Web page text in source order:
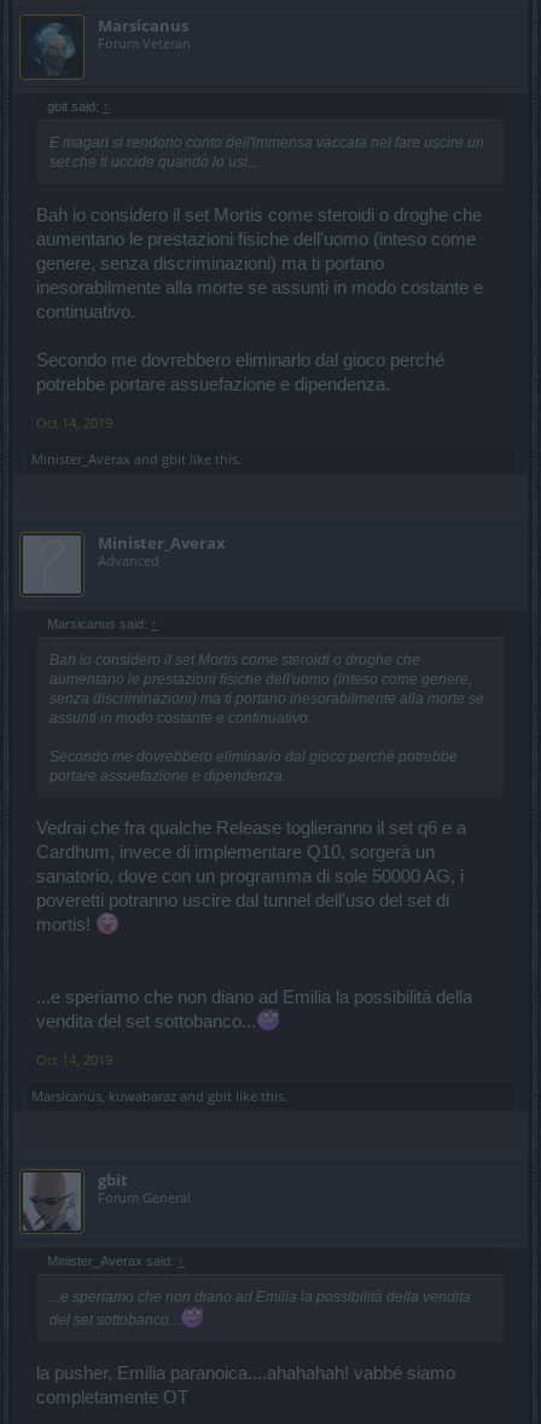
Marsicanus
Forum Veteran
gbit said: ↑
E magari si rendono conto dell'immensa vaccata nel fare uscire un
set che ti uccide quando lo usi...
Bah io considero il set Mortis come steroidi o droghe che
aumentano le prestazioni fisiche dell'uomo (inteso come
genere, senza discriminazioni) ma ti portano
inesorabilmente alla morte se assunti in modo costante e
continuativo.
Secondo me dovrebbero eliminarlo dal gioco perché
potrebbe portare assuefazione e dipendenza.
Oct 14, 2019
Minister_Averax and gbit like this.
Minister_Averax
Advanced
Marsicanus said: ↑
Bah io considero il set Mortis come steroidi o droghe che
aumentano le prestazioni fisiche dell'uomo (inteso come genere,
senza discriminazioni) ma ti portano inesorabilmente alla morte se
assunti in modo costante e continuativo.
Secondo me dovrebbero eliminarlo dal gioco perché potrebbe
portare assuefazione e dipendenza.
Vedrai che fra qualche Release toglieranno il set q6 e a
Cardhum, invece di implementare Q10, sorgerà un
sanatorio, dove con un programma di sole 50000 AG, i
poveretti potranno uscire dal tunnel dell'uso del set di
mortis!
...e speriamo che non diano ad Emilia la possibilità della
vendita del set sottobanco...
Oct 14, 2019
Marsicanus, kuwabaraz and gbit like this.
gbit
Forum General
Minister_Averax said: ↑
...e speriamo che non diano ad Emilia la possibilità della vendita
del set sottobanco...
la pusher, Emilia paranoica....ahahahah! vabbé siamo
completamente OT